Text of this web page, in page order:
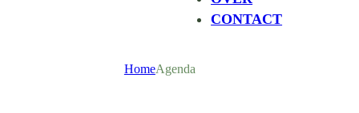
CONTACT
HomeAgenda